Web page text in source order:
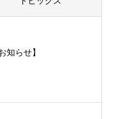
知らせ】